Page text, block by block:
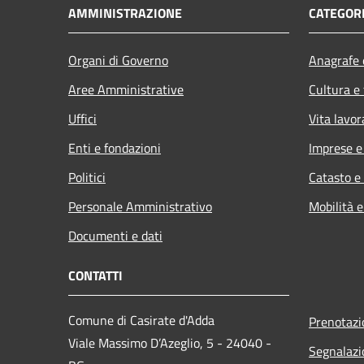
AMMINISTRAZIONE
Organi di Governo
Aree Amministrative
Uffici
Enti e fondazioni
Politici
Personale Amministrativo
Documenti e dati
Cultura
Vita
Imprese
Catasto
Mobilità
CONTATTI
Comune di Casirate d'Adda
Viale Massimo D’Azeglio, 5 - 24040 -